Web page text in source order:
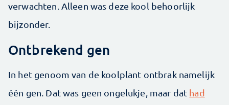
verwachten. Alleen was deze kool behoorlijk
bijzonder.
Ontbrekend gen
In het genoom van de koolplant ontbrak namelijk
één gen. Dat was geen ongelukje, maar dat had